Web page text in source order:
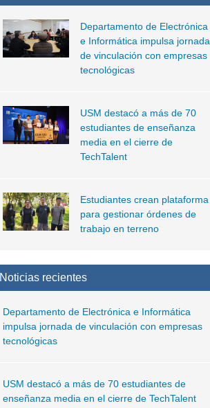
Departamento de Electrónica
e Informática impulsa jornada
de vinculación con empresas
tecnológicas
USM destacó a más de 70
estudiantes de enseñanza
media en el cierre de
TechTalent
Estudiantes crean plataforma
para gestionar órdenes de
trabajo en terreno
Noticias recientes
Departamento de Electrónica e Informática
impulsa jornada de vinculación con empresas
tecnológicas
USM destacó a más de 70 estudiantes de
enseñanza media en el cierre de TechTalent